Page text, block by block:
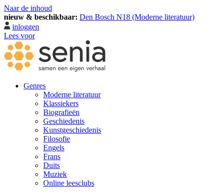
Naar de inhoud
nieuw & beschikbaar: Den Bosch N18 (Moderne literatuur)
inloggen
Lees voor
Genres
Moderne literatuur
Klassiekers
Biografieën
Geschiedenis
Kunst­geschiedenis
Filosofie
Engels
Frans
Duits
Muziek
Online leesclubs